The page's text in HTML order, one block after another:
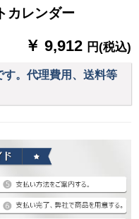
カレンダー
￥ 9,912 円(税込)
す。代理費用、送料等